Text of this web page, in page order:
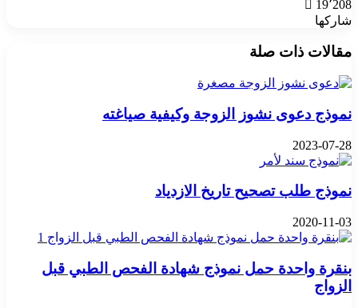
19٬208
شاركها
مقالات ذات صلة
نموذج دعوى نشوز الزوجة وكيفية صياغته
2023-07-28
نموذج طلب تصحيح تاريخ الازدياد
2020-11-03
بنقرة واحدة حمل نموذج شهادة الفحص الطبي قبل
الزواج